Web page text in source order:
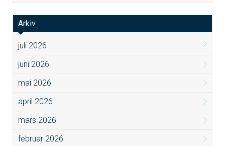
Arkiv
juli 2026
juni 2026
mai 2026
april 2026
mars 2026
februar 2026